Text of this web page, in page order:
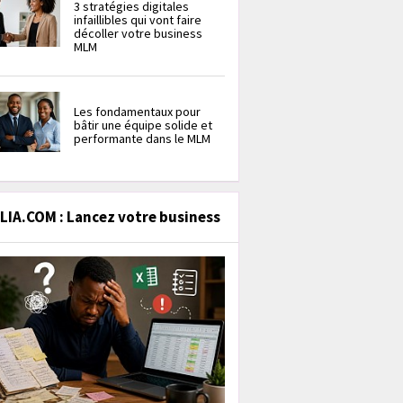
3 stratégies digitales
infaillibles qui vont faire
décoller votre business
MLM
Les fondamentaux pour
bâtir une équipe solide et
performante dans le MLM
: Lancez votre business